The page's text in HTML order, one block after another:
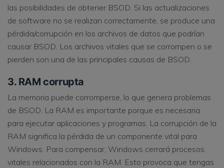
las posibilidades de obtener BSOD. Si las actualizaciones
de software no se realizan correctamente, se produce una
pérdida/corrupción en los archivos de datos que podrían
causar BSOD. Los archivos vitales que se corrompen o se
pierden son una de las principales causas de BSOD.
3. RAM corrupta
La memoria puede corromperse, lo que genera problemas
de BSOD. La RAM es importante porque es necesaria
para ejecutar aplicaciones y programas. La corrupción de la
RAM significa la pérdida de un componente vital para
Windows. Para compensar, Windows cerrará procesos
vitales relacionados con la RAM. Esto provoca que tengas